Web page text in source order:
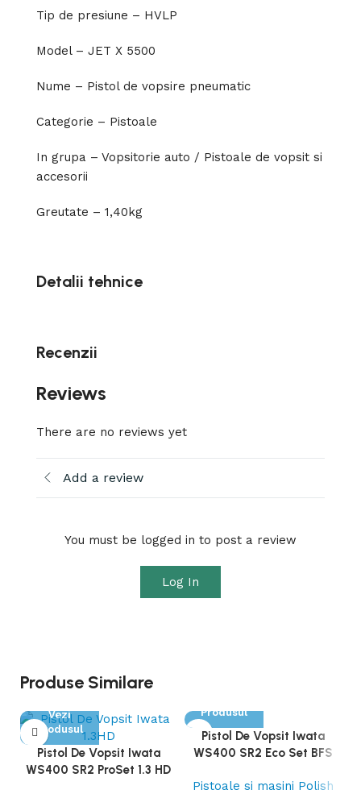
Tip de presiune – HVLP
Model – JET X 5500
Nume – Pistol de vopsire pneumatic
Categorie – Pistoale
In grupa – Vopsitorie auto / Pistoale de vopsit si
accesorii
Greutate – 1,40kg
Detalii tehnice
Recenzii
Reviews
There are no reviews yet
Add a review
You must be logged in to post a review
Log In
Produse Similare
Vezi
Produsul
Pistol De Vopsit Iwata
WS400 SR2 ProSet 1.3 HD
Produsul
Pistol De Vopsit Iwata
WS400 SR2 Eco Set BFS
Pistoale si masini Polish